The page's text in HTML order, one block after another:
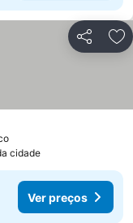
Partilhar
cidade
Ver preços